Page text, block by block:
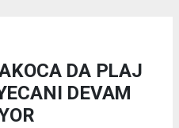
DA PLAJ
DEVAM